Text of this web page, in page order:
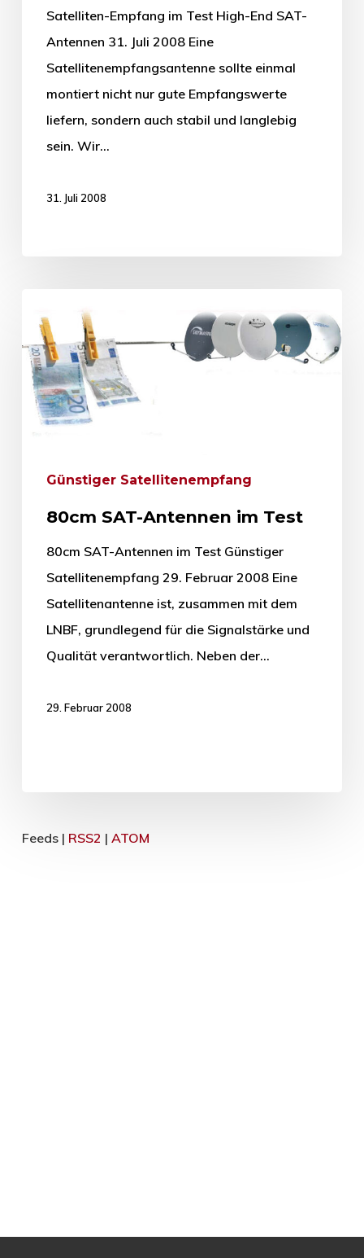
Satelliten-Empfang im Test High-End SAT-
Antennen 31. Juli 2008 Eine
Satellitenempfangsantenne sollte einmal
montiert nicht nur gute Empfangswerte
liefern, sondern auch stabil und langlebig
sein. Wir…
31. Juli 2008
Günstiger Satellitenempfang
80cm SAT-Antennen im Test
80cm SAT-Antennen im Test Günstiger
Satellitenempfang 29. Februar 2008 Eine
Satellitenantenne ist, zusammen mit dem
LNBF, grundlegend für die Signalstärke und
Qualität verantwortlich. Neben der…
29. Februar 2008
Feeds | RSS2 | ATOM